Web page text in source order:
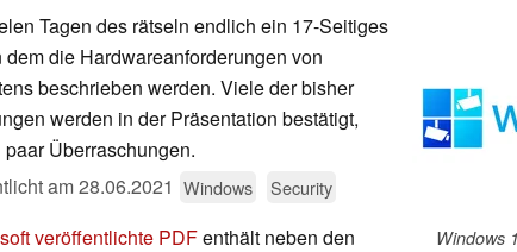
Windows
Tagen des rätseln endlich ein 17-Seitiges
die Hardwareanforderungen von
beschrieben werden. Viele der bisher
werden in der Präsentation bestätigt,
Überraschungen.
am28.06.2021 Windows Security
veröffentlichte PDFenthält neben den